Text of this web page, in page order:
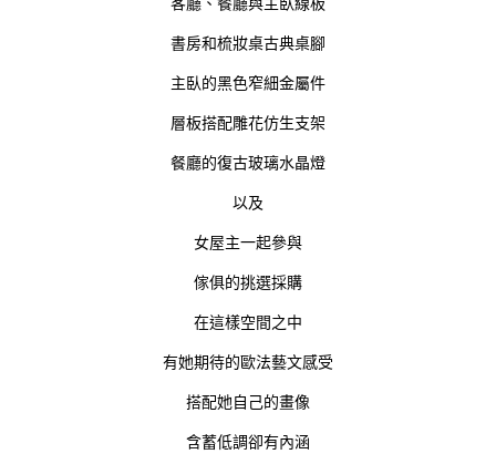
書房和梳妝桌古典桌腳
主臥的黑色窄細金屬件
層板搭配雕花仿生支架
餐廳的復古玻璃水晶燈
以及
女屋主一起參與
傢俱的挑選採購
在這樣空間之中
有她期待的歐法藝文感受
搭配她自己的畫像
含蓄低調卻有內涵